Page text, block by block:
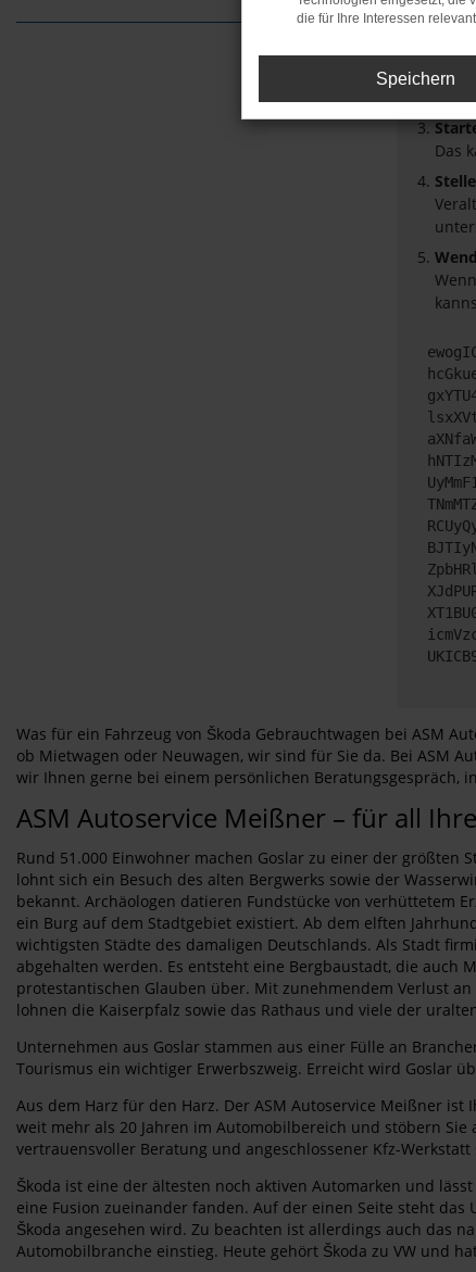
Das
Was für ein Fahrzeug von Škoda Gebrauchtwagen bei ASM
ob Mietwagen oder Neuwagen, wir sind für Sie da. Bei ASM
wir Ihnen gerne bei einem persönlichen Beratungsgespräch,
ASM Autoservice Meißner – für all
Rund 51.000 Einwohner machen Goslar zu einer der größten
lohnt sich ein Besuch des alten Bergwerks sowie der
bekannt. Archäologen datieren Fundstücke von verhüttetem
ein Burg auf dem Stadtgebiet existiert. Ab dem elften
wichtigsten Städte des damaligen Deutschlands. Als Stadt
abgehalten werden. Es entsteht eine Bergbaustadt, die
protestantischen Glauben über. Mit zunehmendem Verlust
lohnen die Kaiserpfalz sowie das Rathaus und viele der
Unternehmen aus Goslar stammen aus einer Fülle an
Tourismus ein wichtiger Erwerbszweig. Erreicht wird Goslar
Aus dem Harz für den Harz. Der ASM Autoservice Meißner
weit mehr als 20 Jahren im Automobilbereich und stöbern
vertrauensvoller Beratung und angeschlossener Kfz-Werkstatt
Škoda ist eine der ältesten noch aktiven Automarken und
eine Fusion zueinander fanden. Auf der einen Seite steht
Škoda angesehen wird. Zu beachten ist allerdings auch das
Automobilbranche einstieg. Heute gehört Škoda zu VW und
die für Ihre Interessen
Speichern